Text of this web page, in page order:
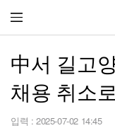
中서 길고
채용 취소
입력 : 2025-07-02 14:45